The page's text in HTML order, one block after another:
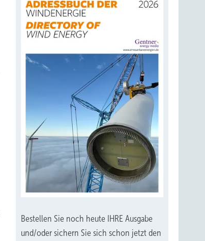
Bestellen Sie noch heute IHRE Ausgabe
und/oder sichern Sie sich schon jetzt den